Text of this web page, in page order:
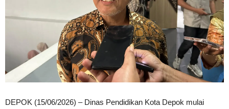
DEPOK (15/06/2026) – Dinas Pendidikan Kota Depok mulai